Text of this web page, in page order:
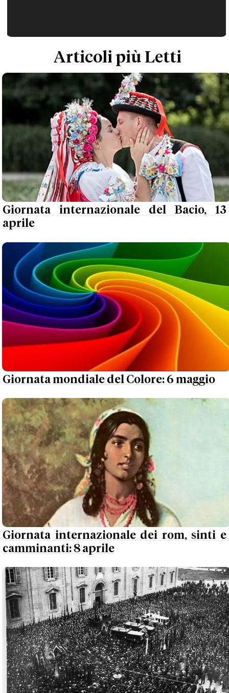
Articoli più Letti
Giornata internazionale del Bacio, 13
aprile
Giornata mondiale del Colore: 6 maggio
Giornata internazionale dei rom, sinti e
camminanti: 8 aprile